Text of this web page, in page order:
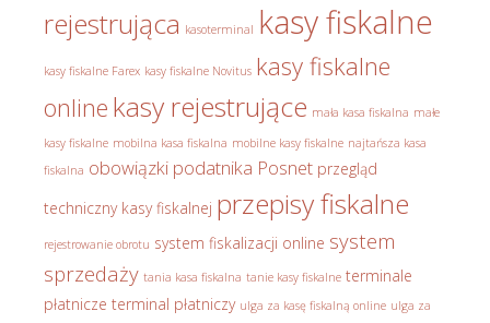
rejestrująca kasoterminal kasy fiskalne
kasy fiskalne Farex kasy fiskalne Novitus kasy fiskalne
online kasy rejestrujące mała kasa fiskalna małe
kasy fiskalne mobilna kasa fiskalna mobilne kasy fiskalne najtańsza kasa
fiskalna obowiązki podatnika Posnet przegląd
techniczny kasy fiskalnej przepisy fiskalne
rejestrowanie obrotu system fiskalizacji online system
sprzedaży tania kasa fiskalna tanie kasy fiskalne terminale
płatnicze terminal płatniczy ulga za kasę fiskalną online ulga za